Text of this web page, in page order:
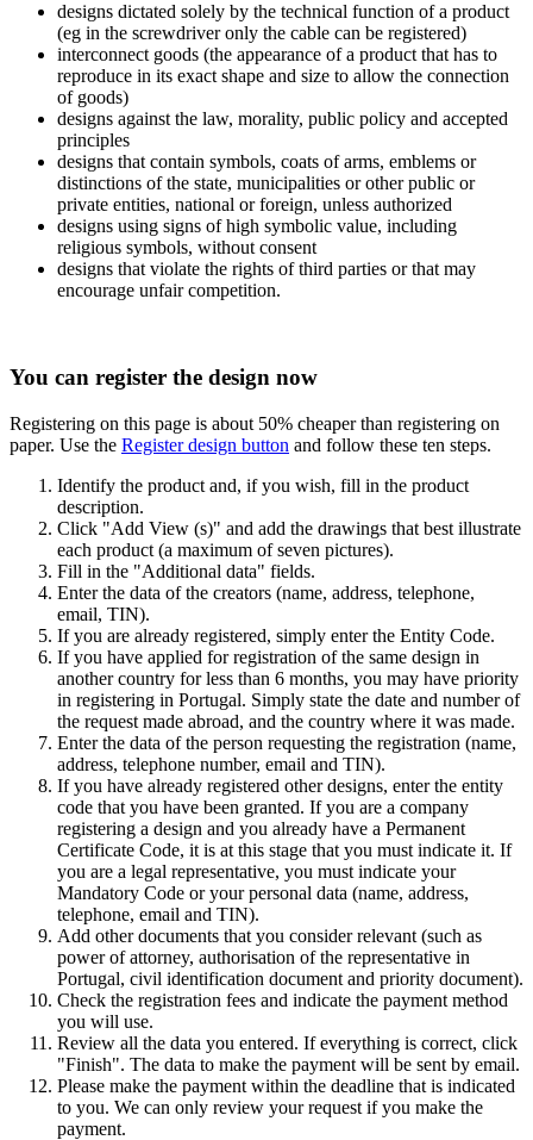
designs dictated solely by the technical function of a product
(eg in the screwdriver only the cable can be registered)
interconnect goods (the appearance of a product that has to
reproduce in its exact shape and size to allow the connection
of goods)
designs against the law, morality, public policy and accepted
principles
designs that contain symbols, coats of arms, emblems or
distinctions of the state, municipalities or other public or
private entities, national or foreign, unless authorized
designs using signs of high symbolic value, including
religious symbols, without consent
designs that violate the rights of third parties or that may
encourage unfair competition.
You can register the design now
Registering on this page is about 50% cheaper than registering on
paper. Use the Register design button and follow these ten steps.
Identify the product and, if you wish, fill in the product
description.
Click "Add View (s)" and add the drawings that best illustrate
each product (a maximum of seven pictures).
Fill in the "Additional data" fields.
Enter the data of the creators (name, address, telephone,
email, TIN).
If you are already registered, simply enter the Entity Code.
If you have applied for registration of the same design in
another country for less than 6 months, you may have priority
in registering in Portugal. Simply state the date and number of
the request made abroad, and the country where it was made.
Enter the data of the person requesting the registration (name,
address, telephone number, email and TIN).
If you have already registered other designs, enter the entity
code that you have been granted. If you are a company
registering a design and you already have a Permanent
Certificate Code, it is at this stage that you must indicate it. If
you are a legal representative, you must indicate your
Mandatory Code or your personal data (name, address,
telephone, email and TIN).
Add other documents that you consider relevant (such as
power of attorney, authorisation of the representative in
Portugal, civil identification document and priority document).
Check the registration fees and indicate the payment method
you will use.
Review all the data you entered. If everything is correct, click
"Finish". The data to make the payment will be sent by email.
Please make the payment within the deadline that is indicated
to you. We can only review your request if you make the
payment.